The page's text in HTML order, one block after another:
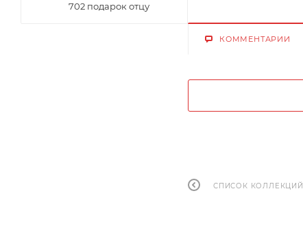
КОММЕНТАРИИ
СПИСОК КОЛЛЕКЦИЙ
702 подарок отцу